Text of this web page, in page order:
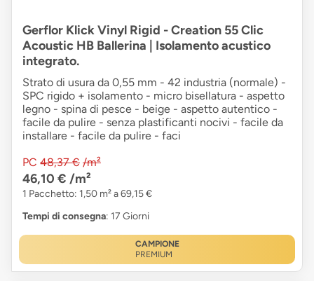
Gerflor Klick Vinyl Rigid - Creation 55 Clic
Acoustic HB Ballerina | Isolamento acustico
integrato.
Strato di usura da 0,55 mm - 42 industria (normale) -
SPC rigido + isolamento - micro bisellatura - aspetto
legno - spina di pesce - beige - aspetto autentico -
facile da pulire - senza plastificanti nocivi - facile da
installare - facile da pulire - faci
PC 48,37 € /m²
46,10 € /m²
1 Pacchetto: 1,50 m² a 69,15 €
Tempi di consegna: 17 Giorni
CAMPIONE
PREMIUM